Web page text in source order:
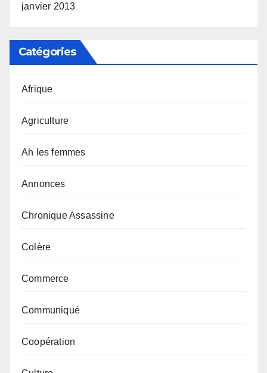
janvier 2013
Catégories
Afrique
Agriculture
Ah les femmes
Annonces
Chronique Assassine
Colère
Commerce
Communiqué
Coopération